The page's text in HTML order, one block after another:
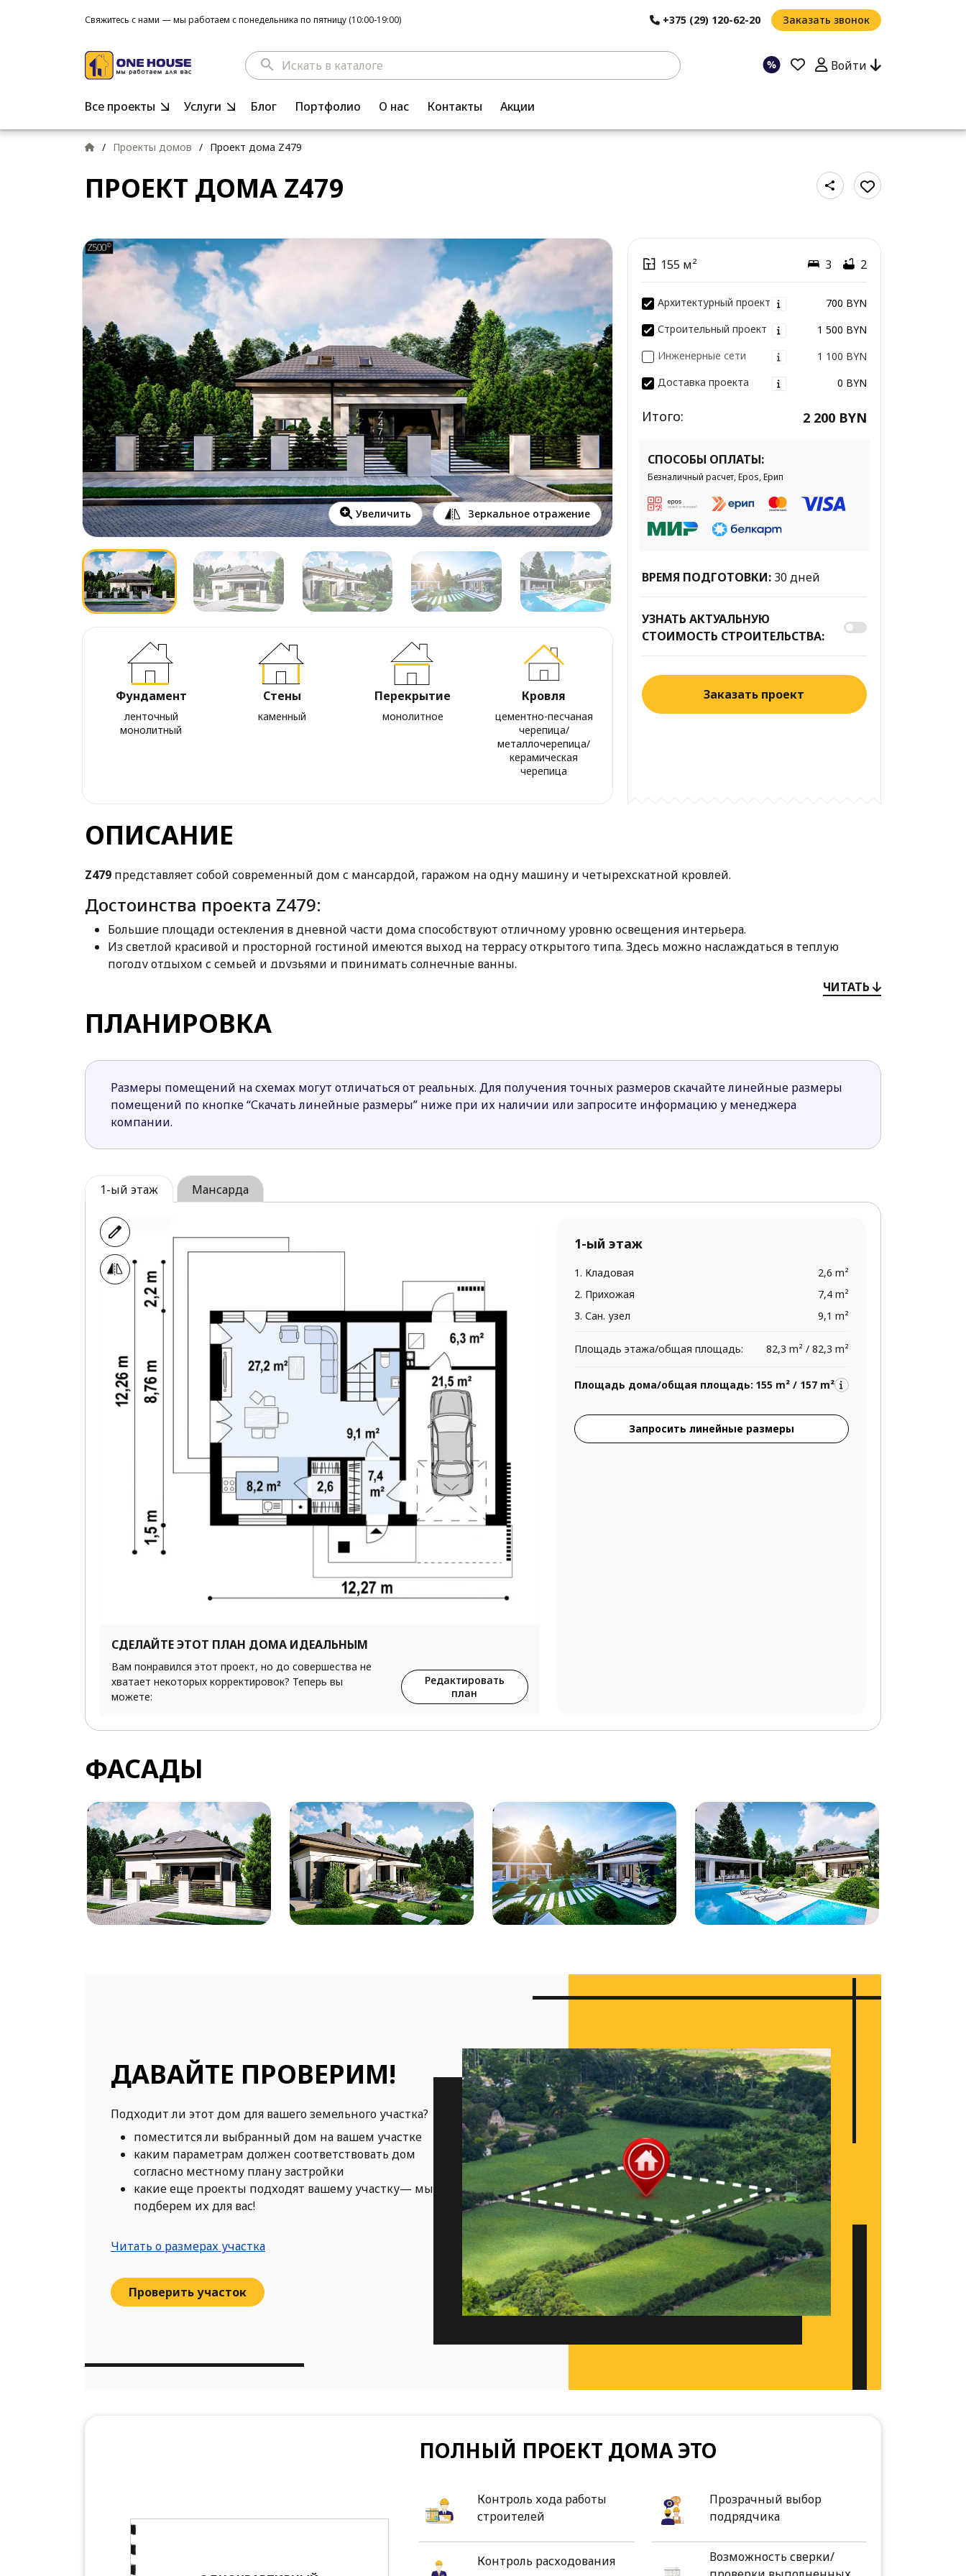
Свяжитесь с нами — мы работаем с понедельника по пятницу (10:00-19:00) +375 (29) 120-62-20 Заказать звонок
search Войти
Все проекты Услуги Блог Портфолио О нас Контакты Акции
/ Проекты домов / Проект дома Z479
ПРОЕКТ ДОМА Z479
Увеличить Зеркальное отражение
Фундамент
ленточный
монолитный
Стены
каменный
Перекрытие
монолитное
Кровля
цементно-песчаная
черепица/
металлочерепица/
керамическая
черепица
155 м² 3 2
Архитектурный проект
700 BYN
Строительный проект
1 500 BYN
Инженерные сети
1 100 BYN
Доставка проекта
0 BYN
Итого: 2 200 BYN
СПОСОБЫ ОПЛАТЫ:
Безналичный расчет, Epos, Ерип
ВРЕМЯ ПОДГОТОВКИ: 30 дней
УЗНАТЬ АКТУАЛЬНУЮ
СТОИМОСТЬ СТРОИТЕЛЬСТВА:
Заказать проект
ОПИСАНИЕ
Z479 представляет собой современный дом с мансардой, гаражом на одну машину и четырехскатной кровлей.
Достоинства проекта Z479:
Большие площади остекления в дневной части дома способствуют отличному уровню освещения интерьера.
Из светлой красивой и просторной гостиной имеются выход на террасу открытого типа. Здесь можно наслаждаться в теплую
погоду отдыхом с семьей и друзьями и принимать солнечные ванны.
Ночная зона с тремя уютными спальнями и общей ванной комнатой спроектирована на мансардном этаже.
оформлением экстерьера и грамотной, эргономичной планировкой.
ЧИТАТЬ
ПЛАНИРОВКА
Размеры помещений на схемах могут отличаться от реальных. Для получения точных размеров скачайте линейные размеры
помещений по кнопке “Скачать линейные размеры” ниже при их наличии или запросите информацию у менеджера
компании.
1-ый этаж Мансарда
СДЕЛАЙТЕ ЭТОТ ПЛАН ДОМА ИДЕАЛЬНЫМ
Вам понравился этот проект, но до совершества не
хватает некоторых корректировок? Теперь вы
можете:
Редактировать
план
1-ый этаж
1. Кладовая
2,6 m²
2. Прихожая
7,4 m²
3. Сан. узел
9,1 m²
Площадь этажа/общая площадь: 82,3 m² / 82,3 m²
Площадь дома/общая площадь: 155 m² / 157 m²
Запросить линейные размеры
ФАСАДЫ
ДАВАЙТЕ ПРОВЕРИМ!
Подходит ли этот дом для вашего земельного участка?
поместится ли выбранный дом на вашем участке
каким параметрам должен соответствовать дом
согласно местному плану застройки
какие еще проекты подходят вашему участку— мы
подберем их для вас!
Читать о размерах участка
Проверить участок
ПОЛНЫЙ ПРОЕКТ ДОМА ЭТО
Контроль хода работы
строителей
Прозрачный выбор
подрядчика
Контроль расходования
Возможность сверки/